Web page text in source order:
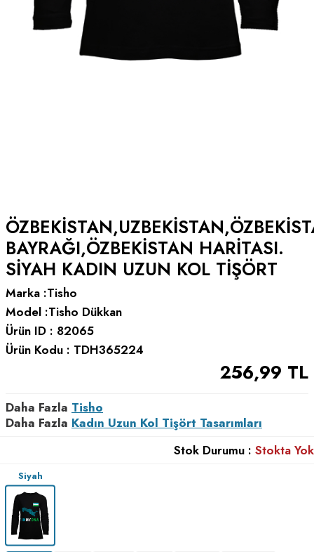
BAYRAĞI,ÖZBEKISTAN HARITASI.
SIYAH KADIN UZUN KOL TIŞÖRT
Marka :Tisho
Model :Tisho Dükkan
Ürün ID : 82065
Ürün Kodu : TDH365224
256,99 TL
Daha Fazla Tisho
Daha Fazla Kadın Uzun Kol Tişört Tasarımları
Stok Durumu : Stokta Yok
Siyah